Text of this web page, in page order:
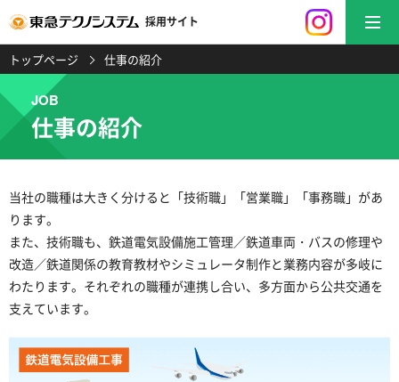
採用サイト
トップページ 仕事の紹介
JOB
仕事の紹介
当社の職種は大きく分けると「技術職」「営業職」「事務職」があ
ります。
また、技術職も、鉄道電気設備施工管理／鉄道車両・バスの修理や
改造／鉄道関係の教育教材やシミュレータ制作と業務内容が多岐に
わたります。それぞれの職種が連携し合い、多方面から公共交通を
支えています。